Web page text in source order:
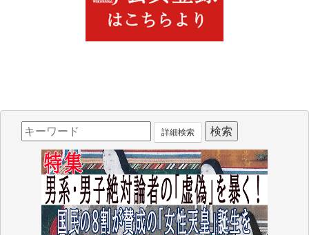
詳細検索